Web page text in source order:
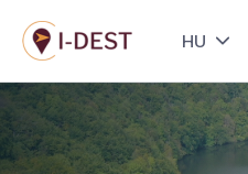
Ugrás
a
tartalomra